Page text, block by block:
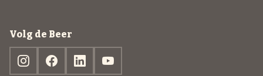
Volg de Beer